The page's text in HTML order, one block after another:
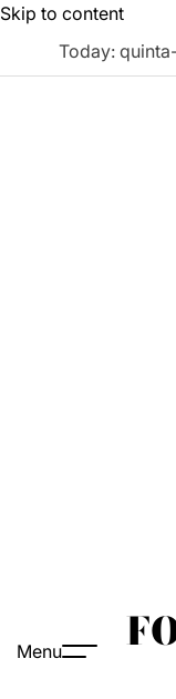
Skip to content
Today:
Menu